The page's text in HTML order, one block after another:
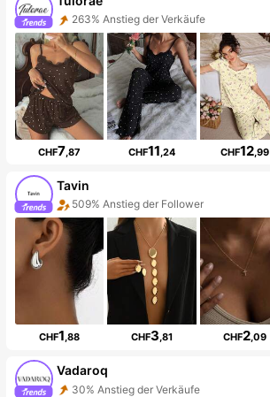
263% Anstieg der Verkäufe
CHF7,87 CHF11,24 CHF12,99
Tavin
509% Anstieg der Follower
CHF1,88 CHF3,81 CHF2,09
Vadaroq
30% Anstieg der Verkäufe